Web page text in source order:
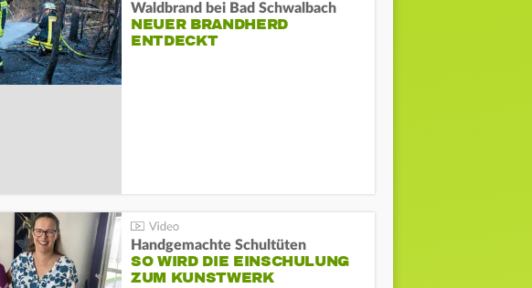
Waldbrand bei Bad Schwalbach
NEUER BRANDHERD
ENTDECKT
Handgemachte Schultüten
SO WIRD DIE EINSCHULUNG
ZUM KUNSTWERK